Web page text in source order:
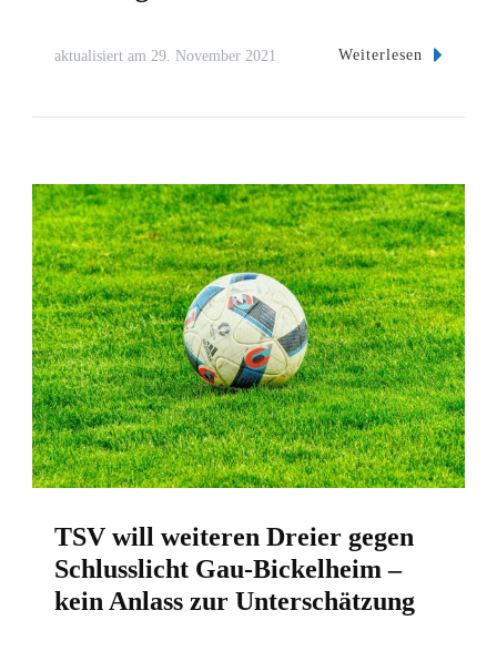
aktualisiert am 29. November 2021 Weiterlesen
TSV will weiteren Dreier gegen
Schlusslicht Gau-Bickelheim –
kein Anlass zur Unterschätzung